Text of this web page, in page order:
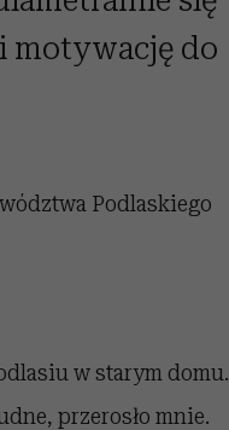
motywację do
Podlaskiego
w starym domu.
przerosło mnie.